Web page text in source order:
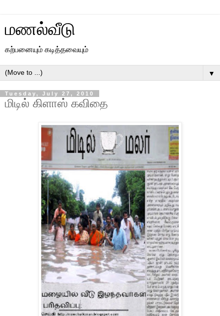
மணல்வீடு
கற்பனையும் கடித்தவையும்
▼
Tuesday, July 27, 2010
மிடில் கிளாஸ் கவிதை